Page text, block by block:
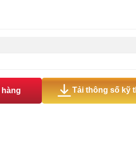
hàng Tải thông số kỹ